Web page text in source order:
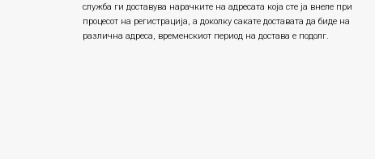
служба ги доставува нарачките на адресата која сте ја внеле при
процесот на регистрација, а доколку сакате доставата да биде на
различна адреса, временскиот период на достава е подолг.